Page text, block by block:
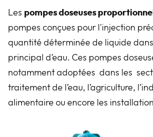
Les pompes doseuses
pompes conçues pour l'injection
quantité déterminée de liquide
principal d’eau. Ces pompes
notamment adoptées dans les
traitement de l’eau, l’agriculture,
alimentaire ou encore les